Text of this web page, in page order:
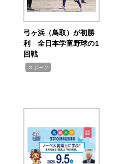
弓ヶ浜（鳥取）が初勝
利 全日本学童野球の1
回戦
スポーツ